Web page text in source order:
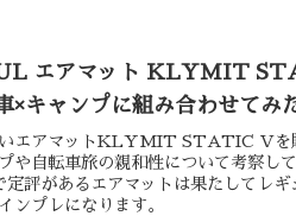
UL エアマット KLYMIT
×キャンプに組み合わせてみ
いエアマットKLYMIT STATIC Vを
や自転車旅の親和性について考察し
評があるエアマットは果たしてレギ
ンプレになります。